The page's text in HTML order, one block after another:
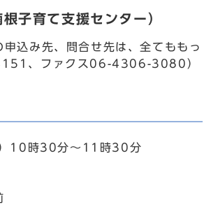
子育て支援センター）
申込み先、問合せ先は、全てももっ
、ファクス06-4306-3080）
10時30分～11時30分